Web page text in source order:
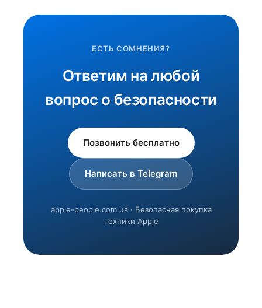
ЕСТЬ СОМНЕНИЯ?
Ответим на любой
вопрос о безопасности
Позвонить бесплатно
Написать в Telegram
apple-people.com.ua · Безопасная покупка
техники Apple